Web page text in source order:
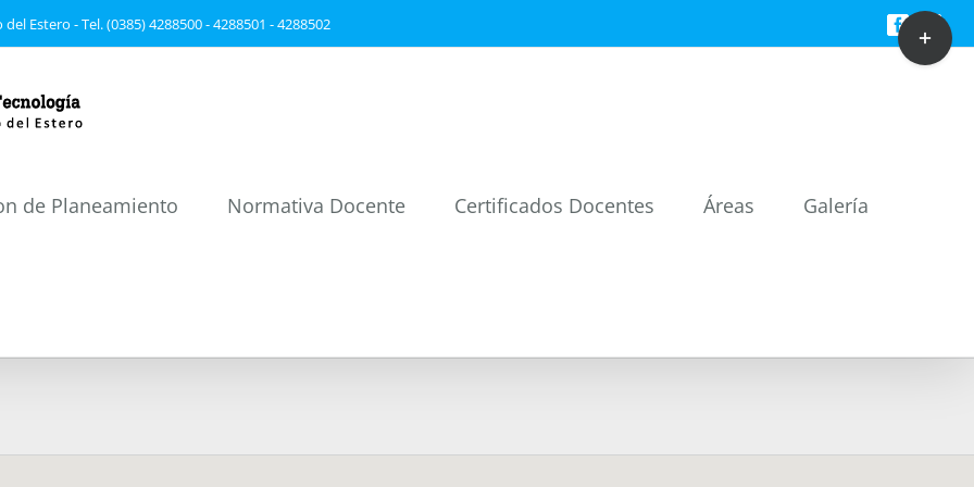
Estero - Tel. (0385) 4288500 - 4288501 - 4288502 Facebook
de Planeamiento Normativa Docente Certificados Docentes Áreas Galería
Toggle
Sliding